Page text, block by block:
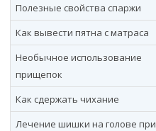
Полезные свойства спаржи
Как вывести пятна с матраса
Необычное использование
прищепок
Как сдержать чихание
Лечение шишки на голове при